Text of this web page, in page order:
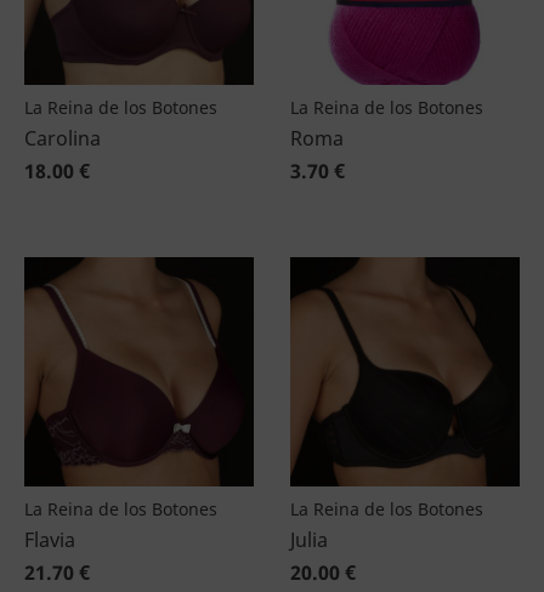
La Reina de los Botones
Carolina
18.00 €
La Reina de los Botones
Roma
3.70 €
La Reina de los Botones
Flavia
21.70 €
La Reina de los Botones
Julia
20.00 €